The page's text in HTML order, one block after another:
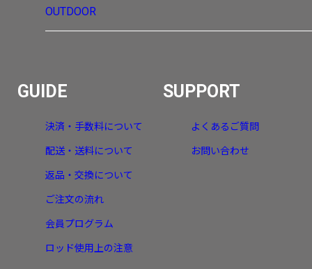
OUTDOOR
GUIDE
決済・手数料について
配送・送料について
返品・交換について
ご注文の流れ
会員プログラム
ロッド使用上の注意
SUPPORT
よくあるご質問
お問い合わせ